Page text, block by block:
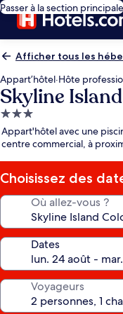
Passer à la section principale
Afficher tous les
Appart’hôtel·Hôte
Skyline
Hébergement
3.0 étoiles
Appart'hôtel avec une
centre commercial, à
Choisissez des
Où allez-vous ?
Dates
Voyageurs